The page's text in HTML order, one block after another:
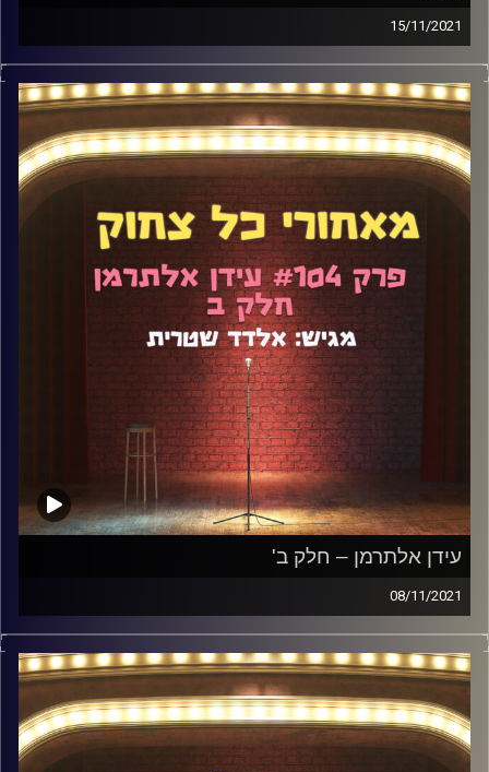
15/11/2021
רועיג'י הוא קומיקאי בדנ"א שלו. הוא מופיע כבר יותר מעשור
ועושה קומדיה בסגנון קצת שונה ממה שאתם מכירים. דיברנו
על הסגנון הזה, איך הוא התפתח, ומה האתגרים והיתרונות.
דיברנו גם על דיכאונות, הבדלים בין מועדוני הסטנדאפ בארץ
ועוד מלא.
קרדיט תמונות:אלדד שטרית
עידן אלתרמן – חלק ב'
08/11/2021
בשונה מחלק א' של השיחה עם עידן אלתרמן, לפני יותר
משנתיים, הפעם לא היו שאלות שתוכננו מראש והשיחה זרמה
בטבעיות לאן שהרגע לקח אותנו. דיברנו הרבה על מוזיקה,
תהליך בניית המופע החדש של עידן, הטיול שלו בלונדון
והמופע של ריקי ג'רווייס, וכרגיל עוד הרבה מאוד.